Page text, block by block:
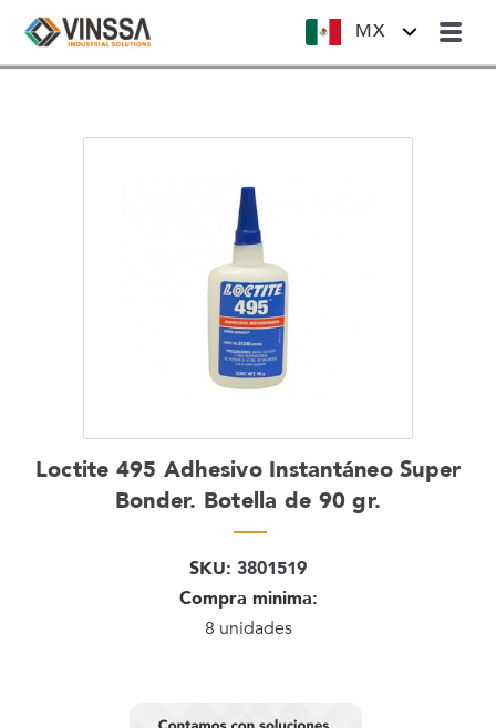
MX
Loctite 495 Adhesivo Instantáneo Super
Bonder. Botella de 90 gr.
SKU: 3801519
Compra minima:
8 unidades